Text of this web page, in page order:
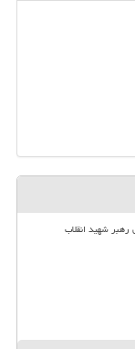
رهبر شهید انقلاب